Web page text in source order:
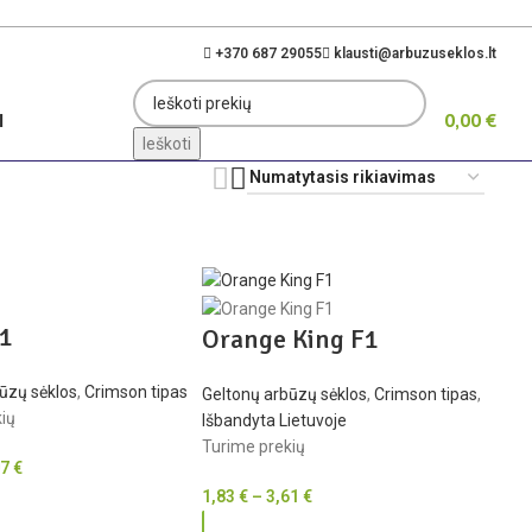
+370 687 29055 klausti@arbuzuseklos.lt
Ieškoti
0,00 €
sėklos, Crimson tipas
€
Orange King F1
Geltonų arbūzų sėklos, Crimson tipas,
Išbandyta Lietuvoje
Turime prekių
1,83 € – 3,61 €